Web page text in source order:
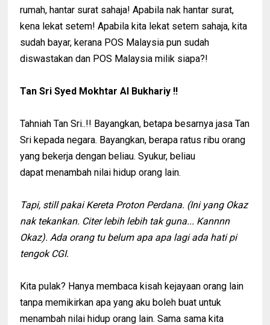
rumah, hantar surat sahaja! Apabila nak hantar surat,
kena lekat setem! Apabila kita lekat setem sahaja, kita
sudah bayar, kerana POS Malaysia pun sudah
diswastakan dan POS Malaysia milik siapa?!
Tan Sri Syed Mokhtar Al Bukhariy !!
Tahniah Tan Sri..!! Bayangkan, betapa besarnya jasa Tan
Sri kepada negara. Bayangkan, berapa ratus ribu orang
yang bekerja dengan beliau. Syukur, beliau
dapat menambah nilai hidup orang lain.
Tapi, still pakai Kereta Proton Perdana. (Ini yang Okaz
nak tekankan. Citer lebih lebih tak guna... Kannnn
Okaz). Ada orang tu belum apa apa lagi ada hati pi
tengok CGI.
Kita pulak? Hanya membaca kisah kejayaan orang lain
tanpa memikirkan apa yang aku boleh buat untuk
menambah nilai hidup orang lain. Sama sama kita